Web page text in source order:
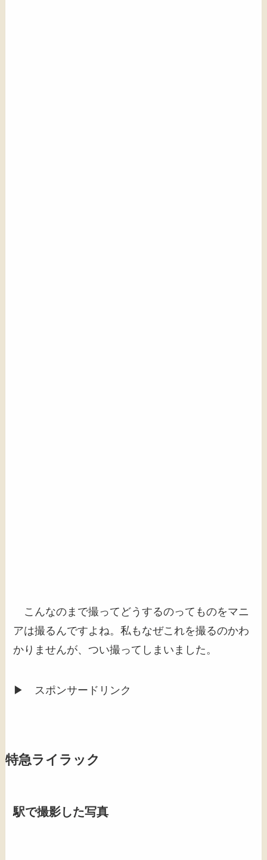
こんなのまで撮ってどうするのってものをマニ
アは撮るんですよね。私もなぜこれを撮るのかわ
かりませんが、つい撮ってしまいました。
▶ スポンサードリンク
特急ライラック
駅で撮影した写真